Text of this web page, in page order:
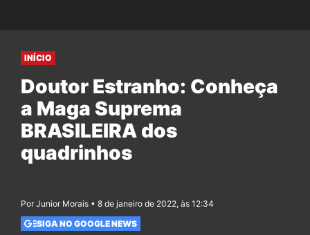
INÍCIO
Doutor Estranho: Conheça
a Maga Suprema
BRASILEIRA dos
quadrinhos
Por Junior Morais • 8 de janeiro de 2022, às 12:34
SIGA NO GOOGLE NEWS